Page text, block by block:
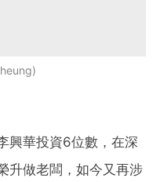
興華投資6位數，在深
升做老闆，如今又再涉